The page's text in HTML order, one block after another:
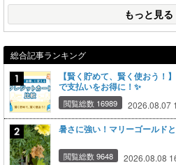
もっと見る
総合記事ランキング
【賢く貯めて、賢く使おう！
で支払いをお得に！✨
閲覧総数 16989 2026.08.07
暑さに強い！マリーゴールド
閲覧総数 9648 2026.08.08